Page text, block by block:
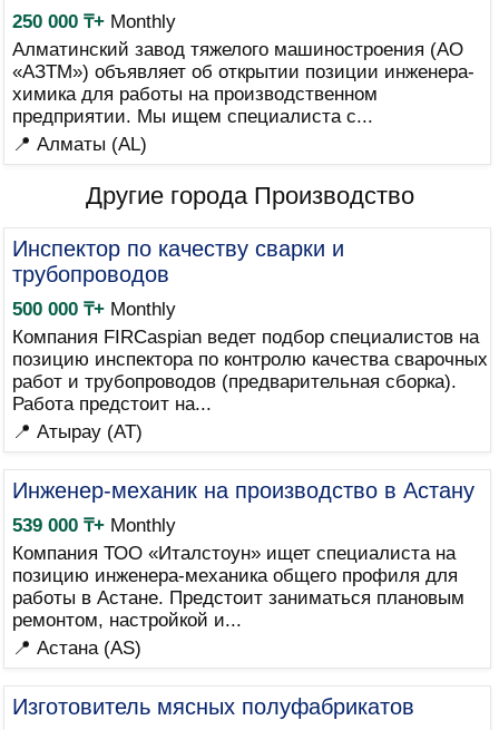
250 000 ₸+Monthly
Алматинский завод тяжелого машиностроения (АО
«АЗТМ») объявляет об открытии позиции инженера-
химика для работы на производственном
предприятии. Мы ищем специалиста с...
📍 Алматы (AL)
Другие города Производство
Инспектор по качеству сварки и
трубопроводов
500 000 ₸+Monthly
Компания FIRCaspian ведет подбор специалистов на
позицию инспектора по контролю качества сварочных
работ и трубопроводов (предварительная сборка).
Работа предстоит на...
📍 Атырау (AT)
Инженер-механик на производство в Астану
539 000 ₸+Monthly
Компания ТОО «Италстоун» ищет специалиста на
позицию инженера-механика общего профиля для
работы в Астане. Предстоит заниматься плановым
ремонтом, настройкой и...
📍 Астана (AS)
Изготовитель мясных полуфабрикатов